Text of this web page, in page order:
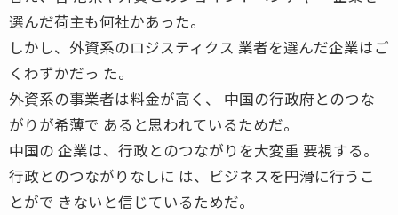
選んだ荷主も何社かあった。
しかし、外資系のロジスティクス 業者を選んだ企業はご
くわずかだっ た。
外資系の事業者は料金が高く、 中国の行政府とのつな
がりが希薄で あると思われているためだ。
中国の 企業は、行政とのつながりを大変重 要視する。
行政とのつながりなしに は、ビジネスを円滑に行うこ
とがで きないと信じているためだ。